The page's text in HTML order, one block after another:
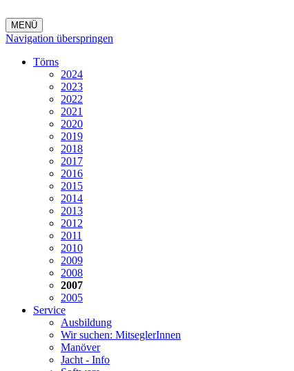
MENÜ
Navigation überspringen
Törns
2024
2023
2022
2021
2020
2019
2018
2017
2016
2015
2014
2013
2012
2011
2010
2009
2008
2007
2005
Service
Ausbildung
Wir suchen: MitseglerInnen
Manöver
Jacht - Info